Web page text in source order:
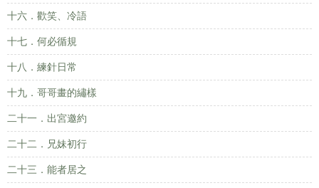
十六．歡笑、冷語
十七．何必循規
十八．練針日常
十九．哥哥畫的繡樣
二十一．出宮邀約
二十二．兄妹初行
二十三．能者居之